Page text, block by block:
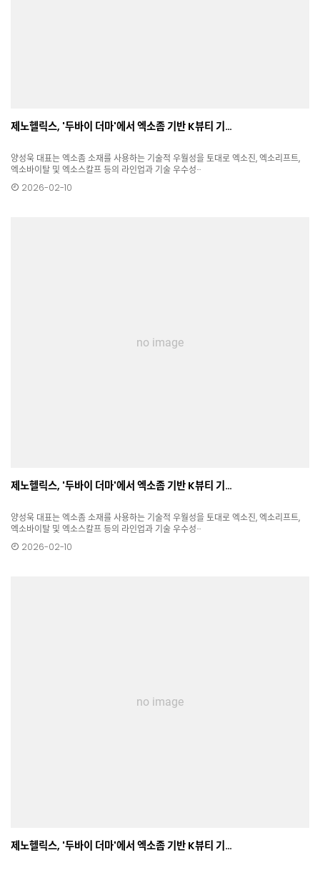
제노헬릭스, '두바이 더마'에서 엑소좀 기반 K뷰티 기…
양성욱 대표는 엑소좀 소재를 사용하는 기술적 우월성을 토대로 엑소진, 엑소리프트,
엑소바이탈 및 엑소스칼프 등의 라인업과 기술 우수성···
2026-02-10
no image
제노헬릭스, '두바이 더마'에서 엑소좀 기반 K뷰티 기…
양성욱 대표는 엑소좀 소재를 사용하는 기술적 우월성을 토대로 엑소진, 엑소리프트,
엑소바이탈 및 엑소스칼프 등의 라인업과 기술 우수성···
2026-02-10
no image
제노헬릭스, '두바이 더마'에서 엑소좀 기반 K뷰티 기…